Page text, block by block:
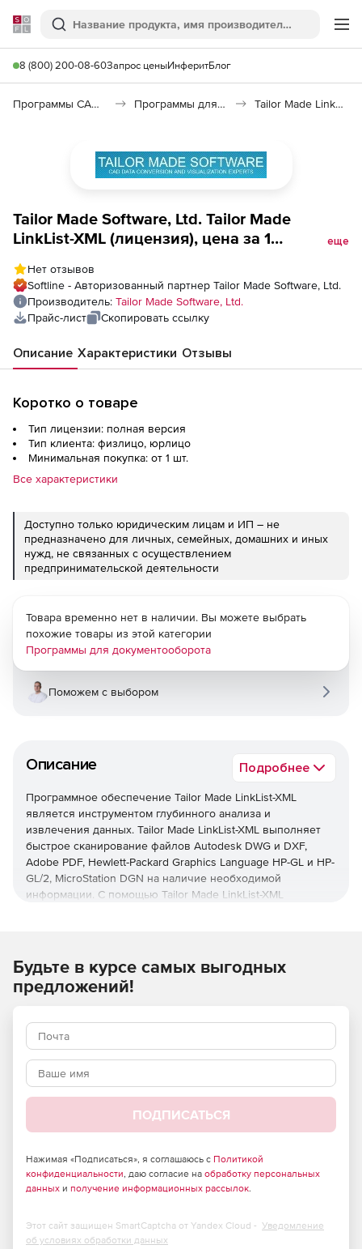
Softline
Поиск
8 (800) 200-08-60Запрос ценыИнферитБлог
Программы САПР и ГИС Программы для документооборота Tailor Made LinkList-XML
Tailor Made Software, Ltd. Tailor Made
LinkList-XML (лицензия), цена за 1
еще
Нет отзывов
Softline - Авторизованный партнер Tailor Made Software, Ltd.
Производитель: Tailor Made Software, Ltd.
Прайс-лист
Скопировать ссылку
Описание Характеристики Отзывы
Коротко о товаре
Тип лицензии: полная версия
Тип клиента: физлицо, юрлицо
Минимальная покупка: от 1 шт.
Все характеристики
Доступно только юридическим лицам и ИП – не
предназначено для личных, семейных, домашних и иных
нужд, не связанных с осуществлением
предпринимательской деятельности
Описание Подробнее
Программное обеспечение Tailor Made LinkList-XML
является инструментом глубинного анализа и
извлечения данных. Tailor Made LinkList-XML выполняет
быстрое сканирование файлов Autodesk DWG и DXF,
Adobe PDF, Hewlett-Packard Graphics Language HP-GL и HP-
GL/2, MicroStation DGN на наличие необходимой
информации. С помощью Tailor Made LinkList-XML
Операции Всеобъемлющий набор параметров позволяет
управлять любыми аспектами вывода данных. Каждый
или включать, достигая таким образом полного контроля
процессов.
Форматы ввода данных:
платформ Windows, Linux и Solaris.
Поддержка Adobe PDF для платформ Windows, Linux и
Solaris.
Windows.
Товара временно нет в наличии. Вы можете выбрать
похожие товары из этой категории
Программы для документооборота
Поможем с выбором
Будьте в курсе самых выгодных
предложений!
ПОДПИСАТЬСЯ
Нажимая «Подписаться», я соглашаюсь с Политикой
конфиденциальности, даю согласие на обработку персональных
данных и получение информационных рассылок.
Этот сайт защищен SmartCaptcha от Yandex Cloud - Уведомление
об условиях обработки данных